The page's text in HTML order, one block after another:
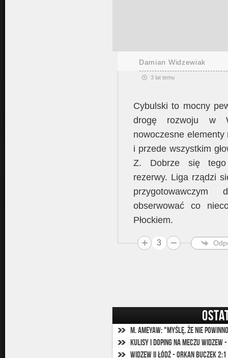
Damian Widzewiak
3 lat temu
Cybulski to mocny
drogę rozwoju w
nowoczesne
i przede wszystkim
Z. Dobrze się tego
rezerwy. Liga rządzi
obserwować co
Płockiem.
3
M. Ameyaw: "Myślę, że nie
Kulisy i doping na meczu Widzew
Widzew II Łódź - Orkan Buczek